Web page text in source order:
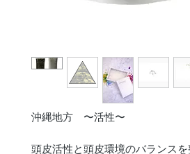
沖縄地方 〜活性〜
頭皮活性と頭皮環境のバランス